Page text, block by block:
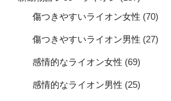
傷つきやすいライオン女性 (70)
傷つきやすいライオン男性 (27)
感情的なライオン女性 (69)
感情的なライオン男性 (25)